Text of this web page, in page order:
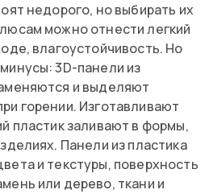
недорого, но выбирать их
можно отнести легкий
влагоустойчивость. Но
3D-панели из
и выделяют
горении. Изготавливают
пластик заливают в формы,
Панели из пластика
и текстуры, поверхность
или дерево, ткани и